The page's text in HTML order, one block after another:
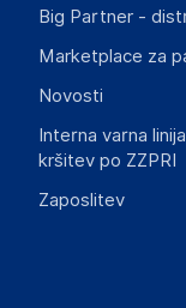
Big Partner -
Marketplace za
Novosti
Interna varna
kršitev po ZZPRI
Zaposlitev